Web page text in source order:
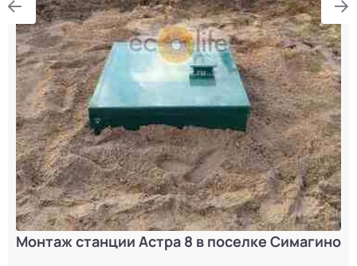
Монтаж станции Астра 8 в поселке Симагино